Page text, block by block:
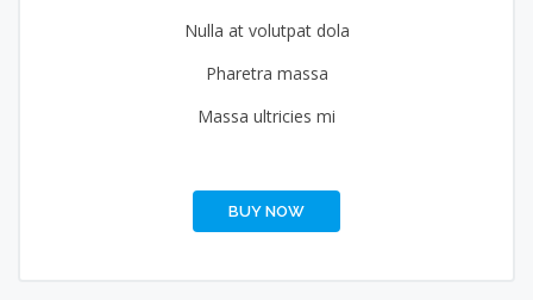
Nulla at volutpat dola
Pharetra massa
Massa ultricies mi
BUY NOW